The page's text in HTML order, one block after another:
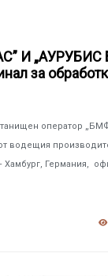
И „АУРУБИС
за
оператор
водещия
Хамбург, Германия,